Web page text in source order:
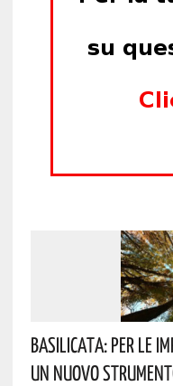
Basilicata: Per Le
Un Nuovo